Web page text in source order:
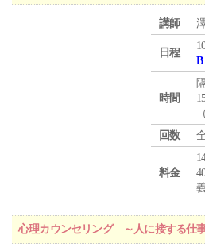
講師
日程
B
時間
回数
料金
心理カウンセリング ～人に接する仕